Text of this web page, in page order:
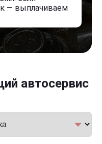
— выплачиваем
автосервис